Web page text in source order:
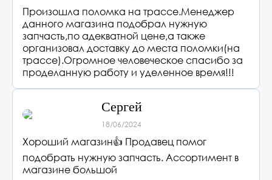
Произошла поломка на трассе.Менеджер
данного магазина подобрал нужную
запчасть,по адекватной цене,а также
организовал доставку до места поломки(на
трассе).Огромное человеческое спасибо за
проделанную работу и уделенное время!!!
Сергей
18/06/2024
Хороший магазин👍 Продавец помог
подобрать нужную запчасть. Ассортимент в
магазине большой